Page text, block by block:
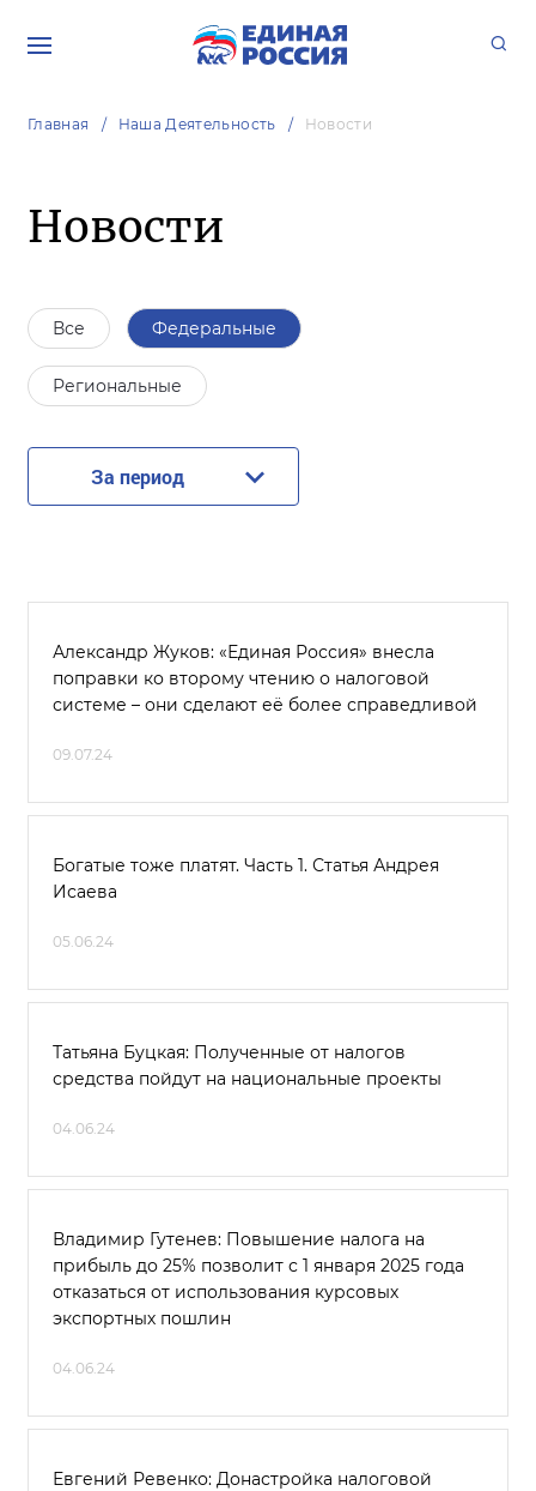
Главная Наша Деятельность Новости
Новости
Все Федеральные
Региональные
За период
Александр Жуков: «Единая Россия» внесла
поправки ко второму чтению о налоговой
системе – они сделают её более справедливой
09.07.24
Богатые тоже платят. Часть 1. Статья Андрея
Исаева
05.06.24
Татьяна Буцкая: Полученные от налогов
средства пойдут на национальные проекты
04.06.24
Владимир Гутенев: Повышение налога на
прибыль до 25% позволит с 1 января 2025 года
отказаться от использования курсовых
экспортных пошлин
04.06.24
Евгений Ревенко: Донастройка налоговой